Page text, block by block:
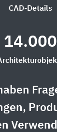
CAD-Details
14.000